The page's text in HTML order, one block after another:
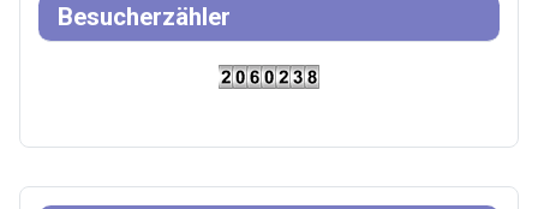
Besucherzähler